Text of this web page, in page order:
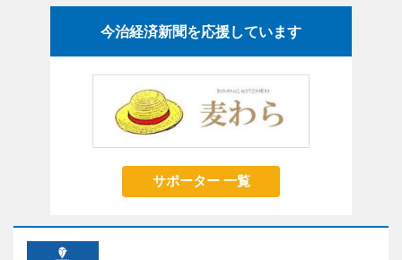
今治経済新聞を応援しています
サポーター 一覧